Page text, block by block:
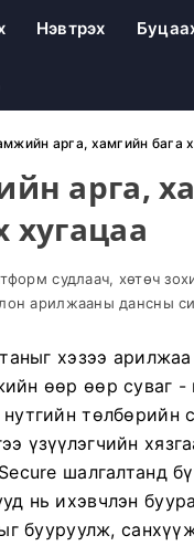
Нэвтрэх
арга, хамгийн бага
арга,
хугацаа
судлаач, хөтөч
арилжааны дансны
хэзээ
өөр өөр суваг
төлбөрийн
үзүүлэгчийн
шалгалтанд
нь ихэвчлэн
бууруулж,